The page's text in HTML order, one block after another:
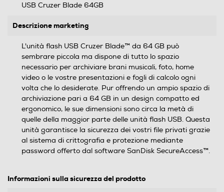
USB Cruzer Blade 64GB
Descrizione marketing
L'unità flash USB Cruzer Blade™ da 64 GB può
sembrare piccola ma dispone di tutto lo spazio
necessario per archiviare brani musicali, foto, home
video o le vostre presentazioni e fogli di calcolo ogni
volta che lo desiderate. Pur offrendo un ampio spazio di
archiviazione pari a 64 GB in un design compatto ed
ergonomico, le sue dimensioni sono circa la metà di
quelle della maggior parte delle unità flash USB. Questa
unità garantisce la sicurezza dei vostri file privati grazie
al sistema di crittografia e protezione mediante
password offerto dal software SanDisk SecureAccess™.
Informazioni sulla sicurezza del prodotto